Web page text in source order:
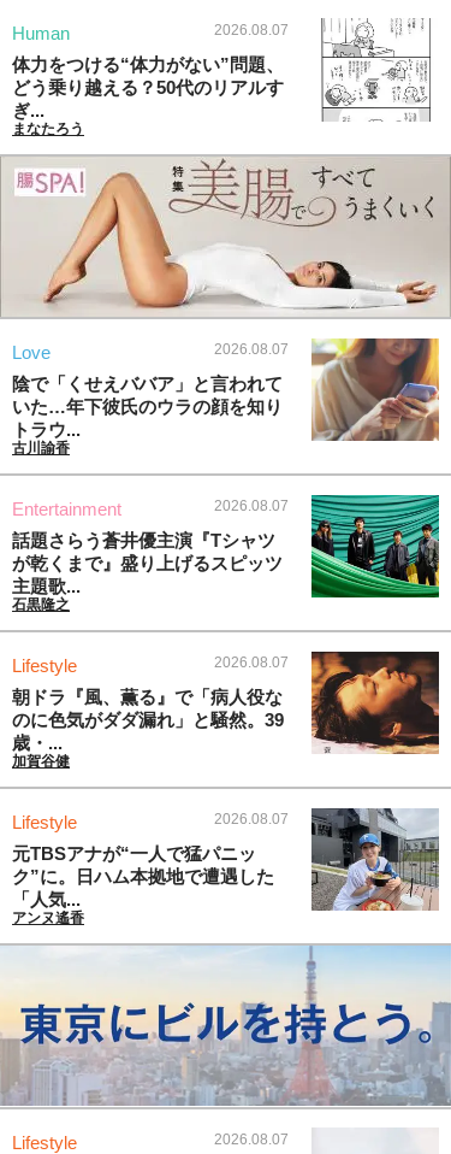
Human 2026.08.07
体力をつける“体力がない”問題、
どう乗り越える？50代のリアルす
ぎ...
まなたろう
Love 2026.08.07
陰で「くせえババア」と言われて
いた…年下彼氏のウラの顔を知り
トラウ...
古川諭香
Entertainment 2026.08.07
話題さらう蒼井優主演『Tシャツ
が乾くまで』盛り上げるスピッツ
主題歌...
石黒隆之
Lifestyle 2026.08.07
朝ドラ『風、薫る』で「病人役な
のに色気がダダ漏れ」と騒然。39
歳・...
加賀谷健
Lifestyle 2026.08.07
元TBSアナが“一人で猛パニッ
ク”に。日ハム本拠地で遭遇した
「人気...
アンヌ遙香
Lifestyle 2026.08.07